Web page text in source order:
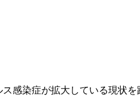
感染症が拡大している現状